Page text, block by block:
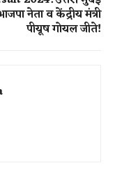
नेता व केंद्रीय मंत्री
पीयूष गोयल जीते​!